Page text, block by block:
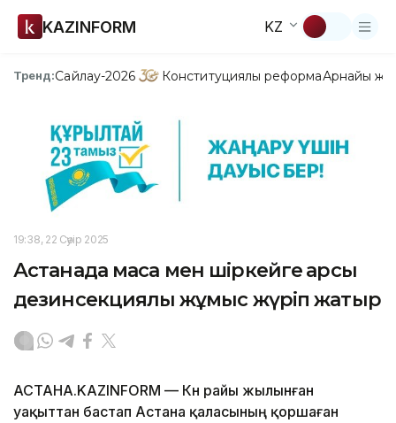
KAZINFORM KZ
Тренд:Сайлау-2026 Конституциялық реформаАрнайы
19:38, 22 Сәуір 2025
Астанада маса мен шіркейге қарсы
дезинсекциялық жұмыс жүріп жатыр
АСТАНА.KAZINFORM — Күн райы жылынған
уақыттан бастап Астана қаласының қоршаған